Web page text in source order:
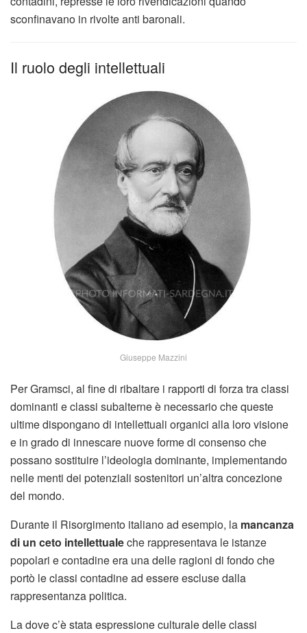
sconfinavano in rivolte anti baronali.
Il ruolo degli intellettuali
Giuseppe Mazzini
Per Gramsci, al fine di ribaltare i rapporti di forza tra classi
dominanti e classi subalterne è necessario che queste
ultime dispongano di intellettuali organici alla loro visione
e in grado di innescare nuove forme di consenso che
possano sostituire l’ideologia dominante, implementando
nelle menti dei potenziali sostenitori un’altra concezione
del mondo.
Durante il Risorgimento italiano ad esempio, la mancanza
di un ceto intellettualeche rappresentava le istanze
popolari e contadine era una delle ragioni di fondo che
portò le classi contadine ad essere escluse dalla
rappresentanza politica.
La dove c’è stata espressione culturale delle classi